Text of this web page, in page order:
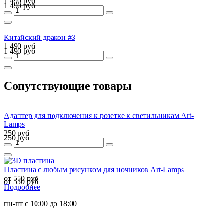
1 490 руб
Китайский дракон #3
1 490 руб
1 490 руб
Сопутствующие товары
Адаптер для подключения к розетке к светильникам Art-
Lamps
250 руб
250 руб
Пластина с любым рисунком для ночников Art-Lamps
от 550 руб
от 550 руб
Подробнее
пн-пт с 10:00 до 18:00